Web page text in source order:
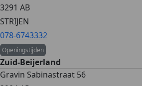
3291 AB
STRIJEN
078-6743332
Openingstijden
Zuid-Beijerland
Gravin Sabinastraat 56